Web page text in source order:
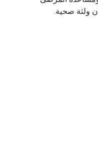
ولثة صحية.